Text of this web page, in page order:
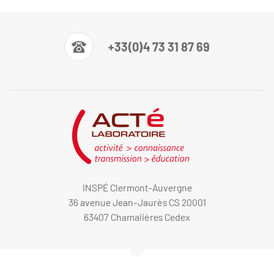
+33(0)4 73 31 87 69
INSPÉ Clermont-Auvergne
36 avenue Jean-Jaurès CS 20001
63407 Chamalières Cedex